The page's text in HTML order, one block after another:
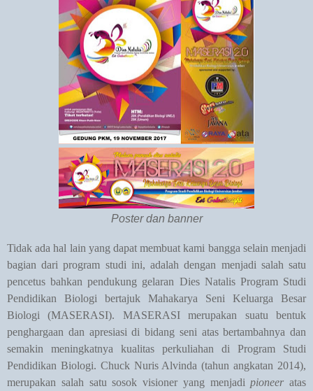
Poster dan banner
Tidak ada hal lain yang dapat membuat kami bangga selain menjadi
bagian dari program studi ini, adalah dengan menjadi salah satu
pencetus bahkan pendukung gelaran Dies Natalis Program Studi
Pendidikan Biologi bertajuk Mahakarya Seni Keluarga Besar
Biologi (MASERASI). MASERASI merupakan suatu bentuk
penghargaan dan apresiasi di bidang seni atas bertambahnya dan
semakin meningkatnya kualitas perkuliahan di Program Studi
Pendidikan Biologi. Chuck Nuris Alvinda (tahun angkatan 2014),
merupakan salah satu sosok visioner yang menjadipioneer atas